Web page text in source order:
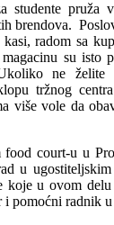
studente pruža
brendova.
radom sa
su isto
ne
tržnog
više vole da
food court-u u
u
koje u ovom delu
i pomoćni radnik